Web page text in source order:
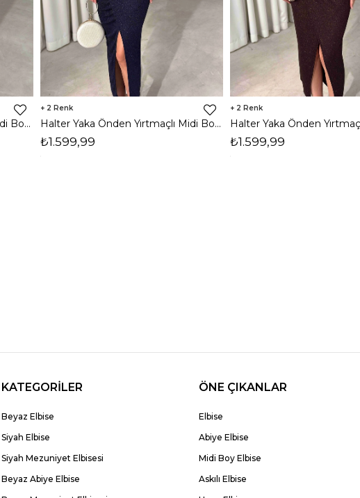
Halter Yaka Önden Yırtmaçlı Midi Boy Bordo Hasre Kadın Elbise 26Y502
2
Halter Yaka Önden Yırtmaçlı Midi Boy Lacivert Hasre Kadın Elbise 26Y502
₺1.599,99
2
₺1.599,99
KATEGORİLER
Beyaz Elbise
Siyah Elbise
Siyah Mezuniyet Elbisesi
Beyaz Abiye Elbise
ÖNE ÇIKANLAR
Elbise
Abiye Elbise
Midi Boy Elbise
Askılı Elbise